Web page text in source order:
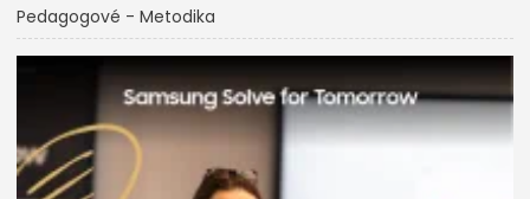
Pedagogové - Metodika